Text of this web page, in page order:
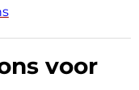
voor